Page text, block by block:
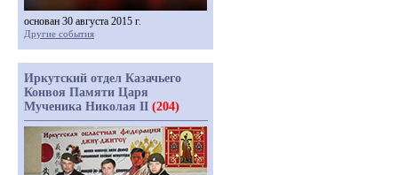
основан 30 августа 2015 г.
Другие события
Иркутский отдел Казачьего
Конвоя Памяти Царя
Мученика Николая II (204)